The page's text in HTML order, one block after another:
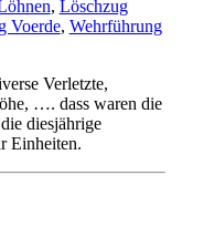
, Löschzug
Voerde, Wehrführung
Verletzte,
…. dass waren die
diesjährige
Einheiten.